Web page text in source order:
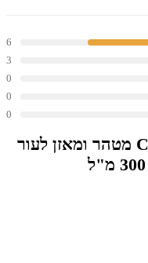
6
3
0
0
0
טונר Comodex מטהר ומאזן לעור